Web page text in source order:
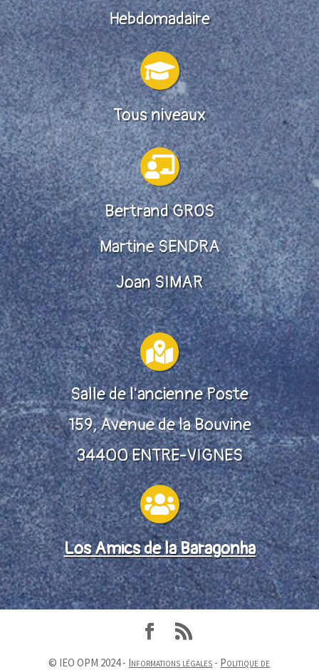
Hebdomadaire

Tous niveaux

Bertrand GROS
Martine SENDRA
Joan SIMAR

Salle de l'ancienne Poste
159, Avenue de la Bouvine
34400 ENTRE-VIGNES

Los Amics de la Baragonha
© IEO OPM 2024 - Informations légales - Politique de